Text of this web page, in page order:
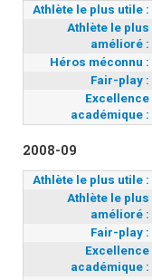
Athlète le plus utile :
Athlète le plus
amélioré :
Héros méconnu :
Fair-play :
Excellence
académique :
2008-09
Athlète le plus utile :
Athlète le plus
amélioré :
Fair-play :
Excellence
académique :